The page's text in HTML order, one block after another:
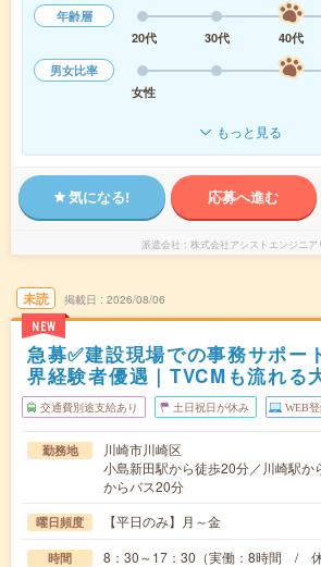
年齢層
20代
30代 40代
男女比率
女性
もっと見る
気になる! 応募へ進む
派遣会社 株式会社アシストエンジニア
未読
NEW
掲載日 2026/08/06
急募✅建設現場での事務サポー
界経験者優遇｜TVCMも流れる
交通費別途支給あり 土日祝日が休み WEB
勤務地
川崎市川崎区
小島新田駅から徒歩20分／川崎駅か
からバス20分
曜日頻度 【平日のみ】月～金
時間 8：30～17：30（実働：8時間 / 休